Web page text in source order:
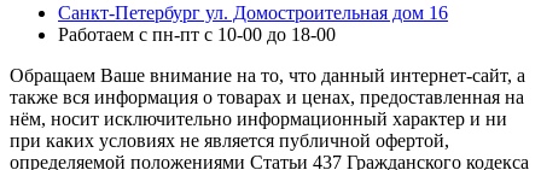
Санкт-Петербург ул. Домостроительная дом 16
Работаем с пн-пт с 10-00 до 18-00
Обращаем Ваше внимание на то, что данный интернет-сайт, а
также вся информация о товарах и ценах, предоставленная на
нём, носит исключительно информационный характер и ни
при каких условиях не является публичной офертой,
определяемой положениями Статьи 437 Гражданского кодекса